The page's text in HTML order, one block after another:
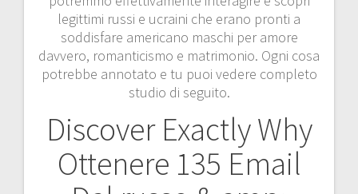
legittimi russi e ucraini che erano pronti a
soddisfare americano maschi per amore
davvero, romanticismo e matrimonio. Ogni cosa
potrebbe annotato e tu puoi vedere completo
studio di seguito.
Discover Exactly Why
Ottenere 135 Email